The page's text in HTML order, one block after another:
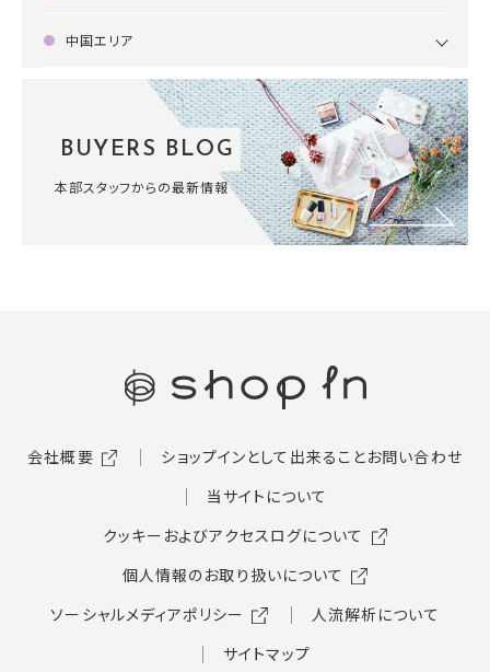
中国エリア
BUYERS BLOG
本部スタッフからの最新情報
会社概要 ショップインとして出来ることお問い合わせ
当サイトについて
クッキーおよびアクセスログについて
個人情報のお取り扱いについて
ソーシャルメディアポリシー
人流解析について
サイトマップ